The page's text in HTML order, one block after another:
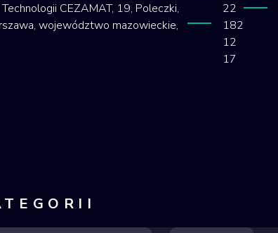
CEZAMAT, 19, Poleczki,
województwo mazowieckie,
22
182
12
17